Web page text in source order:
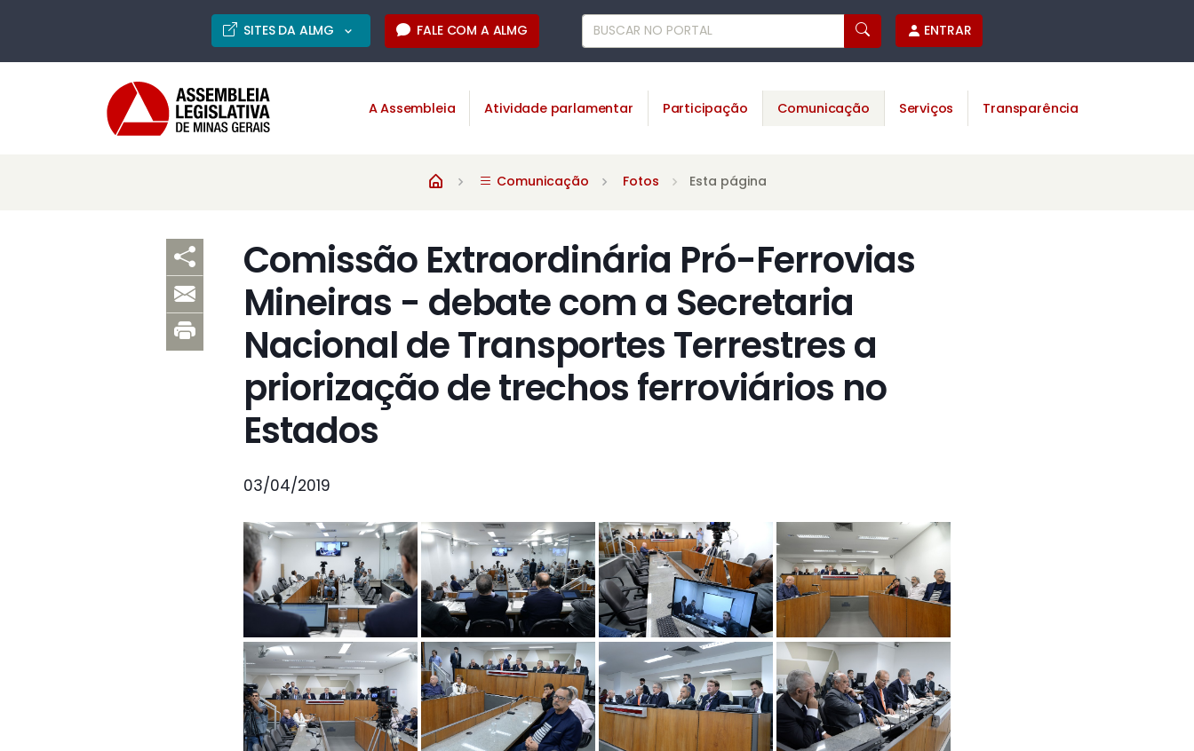
SITES DA ALMG FALE COM A ALMG ENTRAR
A Assembleia Atividade parlamentar Participação Comunicação Serviços Transparência
Comunicação Fotos Esta página
Comissão Extraordinária Pró-Ferrovias
Mineiras - debate com a Secretaria
Nacional de Transportes Terrestres a
priorização de trechos ferroviários no
Estados
03/04/2019